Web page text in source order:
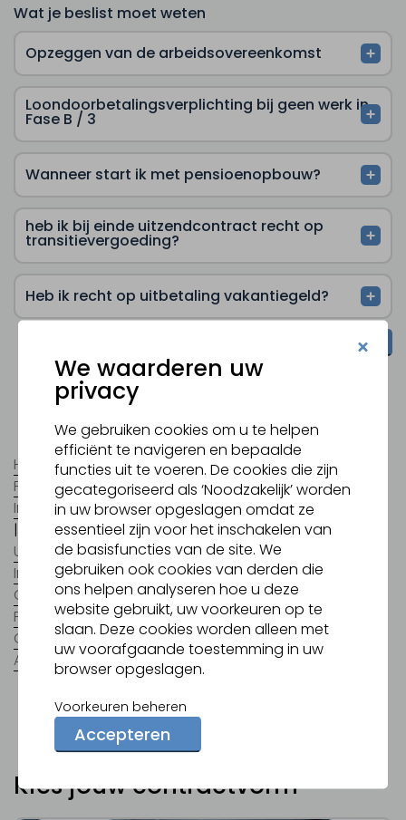
Wat je beslist moet weten
Opzeggen van de arbeidsovereenkomst
Loondoorbetalingsverplichting bij geen werk in
Fase B / 3
Wanneer start ik met pensioenopbouw?
heb ik bij einde uitzendcontract recht op
transitievergoeding?
Heb ik recht op uitbetaling vakantiegeld?
Ik heb nog een vraag
Home | ZZP | Modelovereenkomst |
Praktijk voorbeelden |Schijnzelfstandigheid|
Inspanning of resultaatverplichting ZZP | Detacheren
|
Salaris|Inlenersbeloning |Meer verdienen|
Uitbetaling|Vakantiegeld|
Informatie voor Opdrachtgevers | Payroll | Flex-bv
Opting-in |Wetgeving|Wtta |Contact|
Fasesysteem NBBU -ABU |Uitzendbeding|
Opzegtermijn|Transitievergoeding| Pensioen
Arbeidsomstandigheden |Disclaimer
Kies jouw contractvorm
We waarderen uw
privacy
We gebruiken cookies om u te helpen
efficiënt te navigeren en bepaalde
functies uit te voeren. De cookies die zijn
gecategoriseerd als ‘Noodzakelijk’ worden
in uw browser opgeslagen omdat ze
essentieel zijn voor het inschakelen van
de basisfuncties van de site. We
gebruiken ook cookies van derden die
ons helpen analyseren hoe u deze
website gebruikt, uw voorkeuren op te
slaan. Deze cookies worden alleen met
uw voorafgaande toestemming in uw
browser opgeslagen.
Voorkeuren beheren
Accepteren